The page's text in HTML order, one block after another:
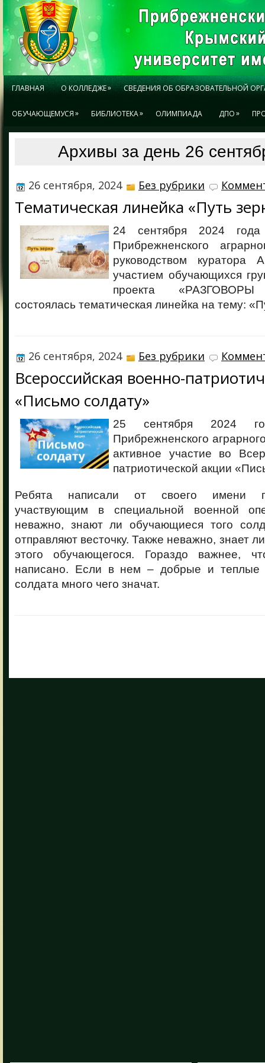
ГЛАВНАЯ О КОЛЛЕДЖЕ» СВЕДЕНИЯ ОБ ОБРАЗОВАТЕЛЬНОЙ
ОБУЧАЮЩЕМУСЯ» БИБЛИОТЕКА» ОЛИМПИАДА ДПО»
Архивы за день 26
26 сентября, 2024 Без рубрики
Тематическая линейка «Путь
24 сентября 2024
Прибрежненского
руководством куратора
участием обучающихся
проекта
состоялась тематическая линейка на тему:
26 сентября, 2024 Без рубрики
Всероссийская военно-
«Письмо солдату»
25 сентября 2024
Прибрежненского
активное участие во
патриотической акции
Ребята написали от своего имени
участвующим в специальной военной
неважно, знают ли обучающиеся того
отправляют весточку. Также неважно, знает
этого обучающегося. Гораздо важнее,
написано. Если в нем – добрые и теплые
солдата много чего значат.